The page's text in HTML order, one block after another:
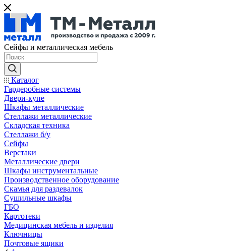
Сейфы и металлическая мебель
Каталог
Гардеробные системы
Двери-купе
Шкафы металлические
Стеллажи металлические
Складская техника
Стеллажи б/у
Сейфы
Верстаки
Металлические двери
Шкафы инструментальные
Производственное оборудование
Скамья для раздевалок
Сушильные шкафы
ГБО
Картотеки
Медицинская мебель и изделия
Ключницы
Почтовые ящики